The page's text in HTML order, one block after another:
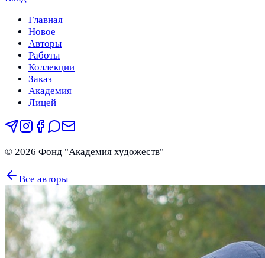
Главная
Новое
Авторы
Работы
Коллекции
Заказ
Академия
Лицей
© 2026 Фонд "Академия художеств"
Все авторы